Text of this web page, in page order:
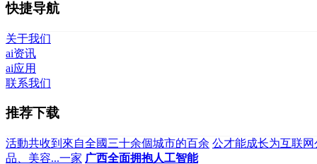
快捷导航
关于我们
ai资讯
ai应用
联系我们
推荐下载
活動共收到來自全國三十余個城市的百余 公才能成长为互联网
品、美容...一家 广西全面拥抱人工智能